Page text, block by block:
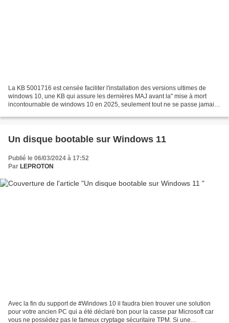
La KB 5001716 est censée faciliter l'installation des versions ultimes de
windows 10, une KB qui assure les dernières MAJ avant la" mise à mort
incontournable de windows 10 en 2025, seulement tout ne se passe jamais
Un disque bootable sur Windows 11
Publié le 06/03/2024 à 17:52
Par LEPROTON
Avec la fin du support de #Windows 10 il faudra bien trouver une solution
pour votre ancien PC qui a été déclaré bon pour la casse par Microsoft car
vous ne possédez pas le fameux cryptage sécuritaire TPM. Si une